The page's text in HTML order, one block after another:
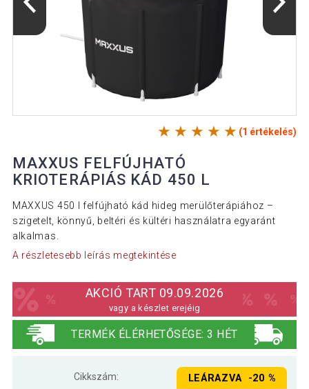
(1 értékelés)
MAXXUS FELFÚJHATÓ
KRIOTERÁPIÁS KÁD 450 L
MAXXUS 450 l felfújható kád hideg merülőterápiához –
szigetelt, könnyű, beltéri és kültéri használatra egyaránt
alkalmas.
A részletesebb leírás megtekintése
AKCIÓ TART 09.09.2026
vagy a készlet erejéig
TERMÉK ÉLÉRHETŐSÉGE: 3 HÉT
Cikkszám:
LEÁRAZVA -20 %